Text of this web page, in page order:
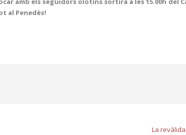
al Penedès!
La revàlida